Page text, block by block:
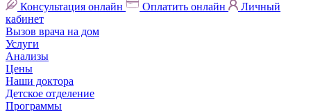
Консультация онлайн Оплатить онлайн
Личный
кабинет
Вызов врача на дом
Услуги
Анализы
Цены
Наши доктора
Детское отделение
Программы